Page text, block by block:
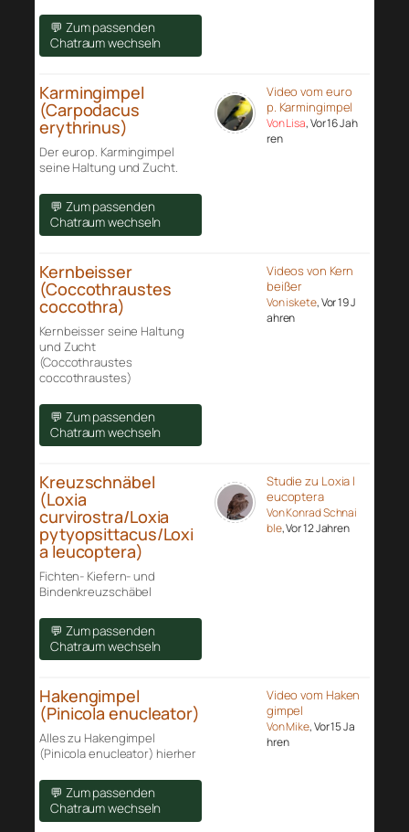
💬 Zum passenden
Chatraum wechseln
Karmingimpel
(Carpodacus
erythrinus)
Der europ. Karmingimpel
seine Haltung und Zucht.
💬 Zum passenden
Chatraum wechseln
Video vom euro
p. Karmingimpel
Von Lisa, Vor 16 Jah
ren
Kernbeisser
(Coccothraustes
coccothra)
Kernbeisser seine Haltung
und Zucht
(Coccothraustes
coccothraustes)
💬 Zum passenden
Chatraum wechseln
Videos von Kern
beißer
Von iskete, Vor 19 J
ahren
Kreuzschnäbel
(Loxia
curvirostra/Loxia
pytyopsittacus/Loxi
a leucoptera)
Fichten- Kiefern- und
Bindenkreuzschäbel
💬 Zum passenden
Chatraum wechseln
Studie zu Loxia l
eucoptera
Von Konrad Schnai
ble, Vor 12 Jahren
Hakengimpel
(Pinicola enucleator)
Alles zu Hakengimpel
(Pinicola enucleator) hierher
💬 Zum passenden
Chatraum wechseln
Video vom Haken
gimpel
Von Mike, Vor 15 Ja
hren